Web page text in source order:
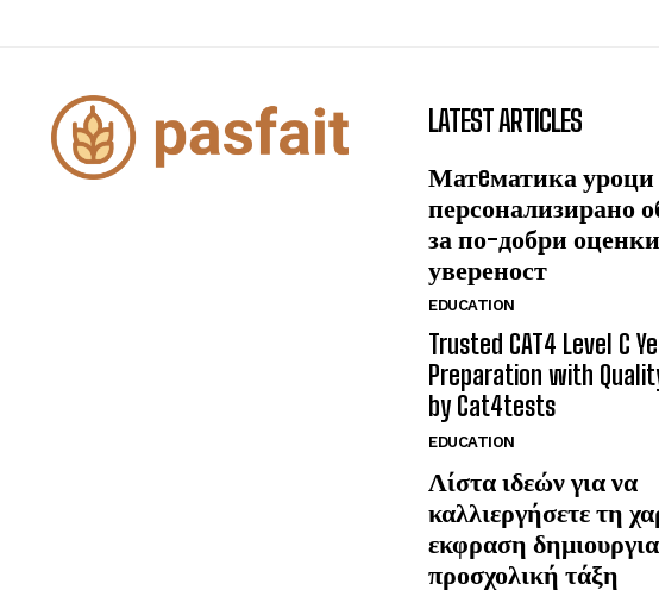
LATEST ARTICLES
Матeматика
персонализирано
за по-добри
увереност
EDUCATION
Trusted CAT4 Level C
Preparation with
by Cat4tests
EDUCATION
Λίστα ιδεών για να
καλλιεργήσετε τη
εκφραση
προσχολική τάξη